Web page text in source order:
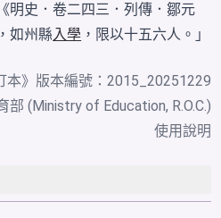
明史．卷二四三．列傳．鄒元
如州縣入學 ，限以十五六人。」
本》版本編號：2015_20251229
(Ministry of Education, R.O.C.)
使用說明